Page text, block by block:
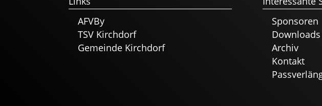
AFVBy
TSV Kirchdorf
Gemeinde Kirchdorf
Sponsoren
Downloads
Archiv
Kontakt